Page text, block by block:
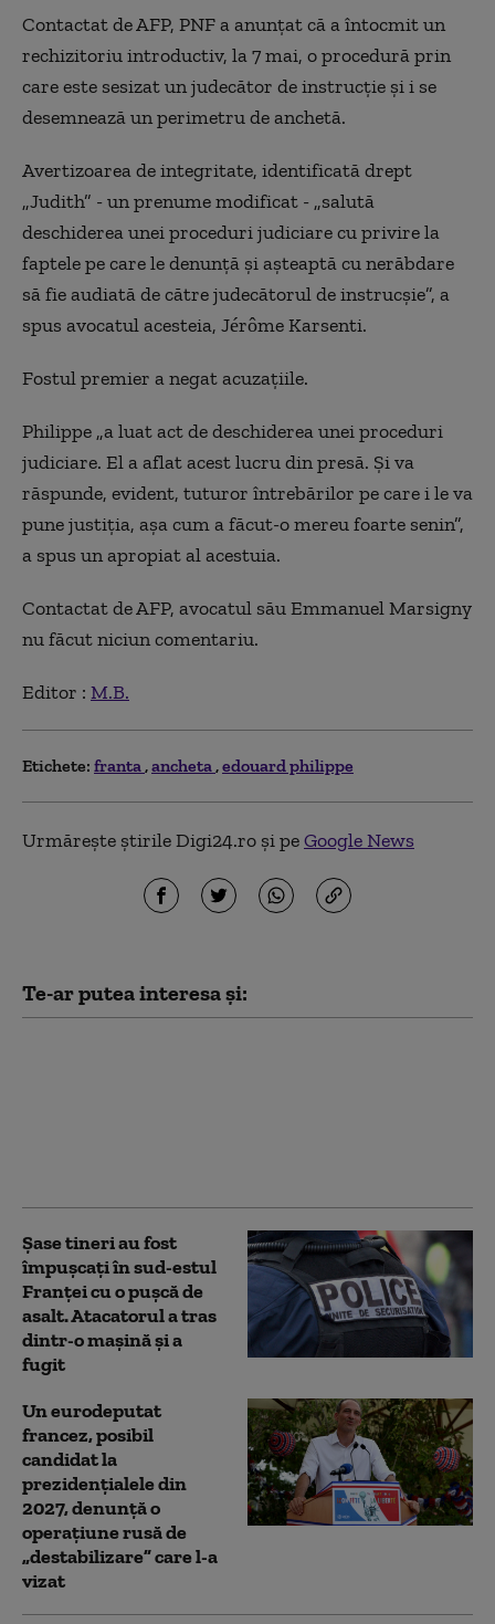
Contactat de AFP, PNF a anunţat că a întocmit un
rechizitoriu introductiv, la 7 mai, o procedură prin
care este sesizat un judecător de instrucţie şi i se
desemnează un perimetru de anchetă.
Avertizoarea de integritate, identificată drept
„Judith” - un prenume modificat - „salută
deschiderea unei proceduri judiciare cu privire la
faptele pe care le denunţă şi aşteaptă cu nerăbdare
să fie audiată de către judecătorul de instrucşie”, a
spus avocatul acesteia, Jérôme Karsenti.
Fostul premier a negat acuzațiile.
Philippe „a luat act de deschiderea unei proceduri
judiciare. El a aflat acest lucru din presă. Şi va
răspunde, evident, tuturor întrebărilor pe care i le va
pune justiţia, aşa cum a făcut-o mereu foarte senin”,
a spus un apropiat al acestuia.
Contactat de AFP, avocatul său Emmanuel Marsigny
nu făcut niciun comentariu.
Editor : M.B.
Etichete: franta ancheta edouard philippe
Urmărește știrile Digi24.ro și peGoogle News
Te-ar putea interesa și:
Şase tineri au fost
împuşcați în sud-estul
Franţei cu o pușcă de
asalt. Atacatorul a tras
dintr-o maşină și a
fugit
Un eurodeputat
francez, posibil
candidat la
prezidențialele din
2027, denunţă o
operaţiune rusă de
„destabilizare” care l-a
vizat